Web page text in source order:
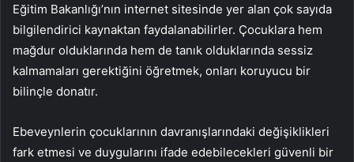
Eğitim Bakanlığı’nın internet sitesinde yer alan çok sayıda
bilgilendirici kaynaktan faydalanabilirler. Çocuklara hem
mağdur olduklarında hem de tanık olduklarında sessiz
kalmamaları gerektiğini öğretmek, onları koruyucu bir
bilinçle donatır.
Ebeveynlerin çocuklarının davranışlarındaki değişiklikleri
fark etmesi ve duygularını ifade edebilecekleri güvenli bir